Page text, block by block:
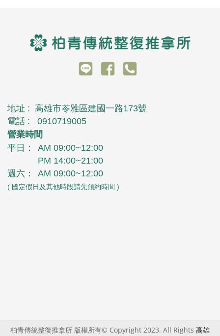
地址 : 高雄市苓雅區建國一路173號
電話 :
0910719005
營業時間
平日：
AM 09:00~12:00
PM 14:00~21:00
週六：
AM 09:00~12:00
( 國定假日及其他時段請先預約時間 )
柏青傳統整復推拿所 版權所有© Copyright 2023. All Rights 高雄